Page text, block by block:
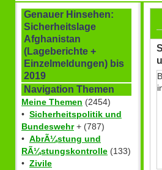
Genauer Hinsehen:
Sicherheitslage
Afghanistan
(Lageberichte +
Einzelmeldungen) bis
2019
Navigation Themen
Meine Themen (2454)
• Sicherheitspolitik und
Bundeswehr+ (787)
• AbrÃ¼stung und
RÃ¼stungskontrolle (133)
• Zivile